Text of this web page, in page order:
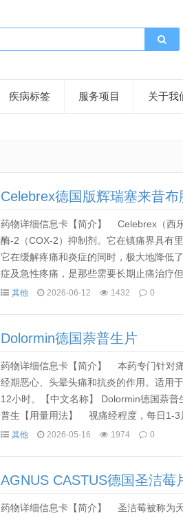
疾病标签 服务项目 关于我
Celebrex德国版辉瑞塞来昔布
药物详细信息卡【简介】 Celebrex（西
酶-2（COX-2）抑制剂。它在镇痛界具有
它在缓解疼痛和炎症的同时，极大地降低
症及急性疼痛，是那些需要长期止痛治疗
mg Hartk...
其他 2026-06-12 1432 0
Dolormin德国萘普生片
药物详细信息卡【简介】 本药专门针对
经期恶心、头晕头痛和抗炎的作用。适用
12小时。【中文名称】 Dolormin德国萘
普生【用量用法】 视痛经程度，每日1-3
其他 2026-05-16 1974 0
AGNUS CASTUS德国圣洁莓
药物详细信息卡【简介】 圣洁莓被称为